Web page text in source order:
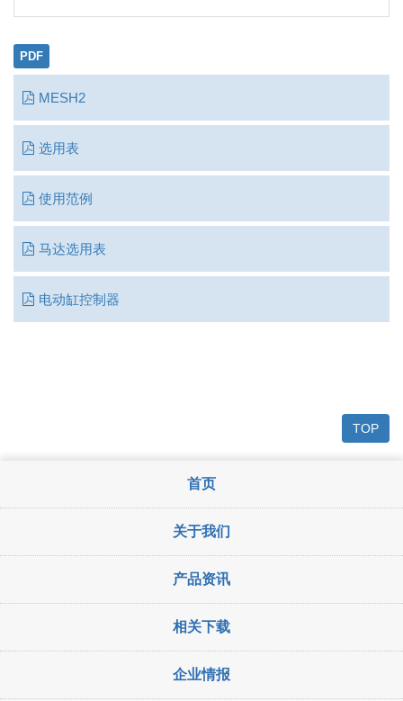
PDF
MESH2
选用表
使用范例
马达选用表
电动缸控制器
TOP
首页
关于我们
产品资讯
相关下载
企业情报